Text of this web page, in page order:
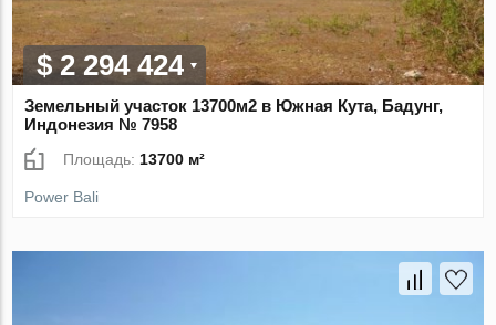
$ 2 294 424
Земельный участок 13700м2 в Южная Кута, Бадунг,
Индонезия № 7958
Площадь: 13700 м²
Power Bali